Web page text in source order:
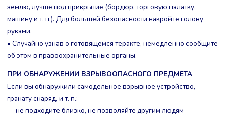
землю, лучше под прикрытие (бордюр, торговую палатку,
машину и т. п.). Для большей безопасности накройте голову
руками.
• Случайно узнав о готовящемся теракте, немедленно сообщите
об этом в правоохранительные органы.
ПРИ ОБНАРУЖЕНИИ ВЗРЫВООПАСНОГО ПРЕДМЕТА
Если вы обнаружили самодельное взрывное устройство,
гранату снаряд, и т. п.:
— не подходите близко, не позволяйте другим людям